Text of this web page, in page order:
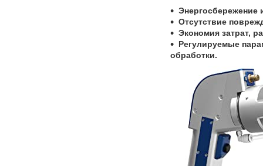
Энергосбережение
Отсутствие
Экономия затрат,
Регулируемые
обработки.